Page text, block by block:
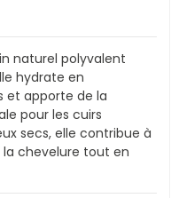
naturel polyvalent
hydrate en
et apporte de la
pour les cuirs
secs, elle contribue à
chevelure tout en